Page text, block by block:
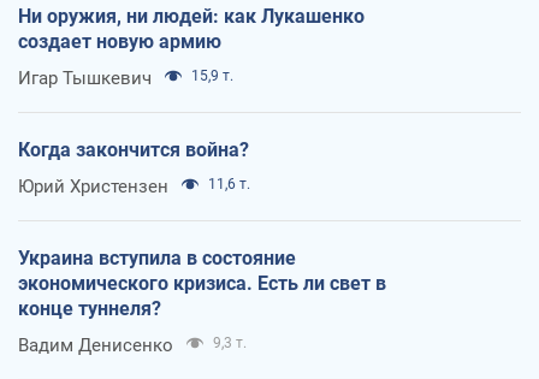
Ни оружия, ни людей: как Лукашенко
создает новую армию
Игар Тышкевич 15,9 т.
Когда закончится война?
Юрий Христензен 11,6 т.
Украина вступила в состояние
экономического кризиса. Есть ли свет в
конце туннеля?
Вадим Денисенко 9,3 т.